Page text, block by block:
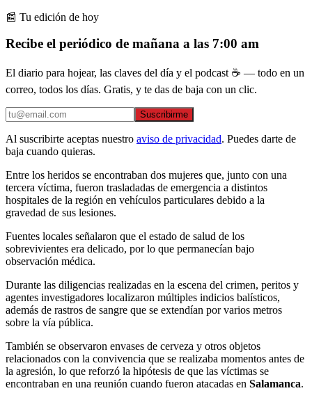
📰 Tu edición de hoy
Recibe el periódico de mañana a las 7:00 am
El diario para hojear, las claves del día y el podcast ☕ — todo en un
correo, todos los días. Gratis, y te das de baja con un clic.
Suscribirme
Al suscribirte aceptas nuestro aviso de privacidad. Puedes darte de
baja cuando quieras.
Entre los heridos se encontraban dos mujeres que, junto con una
tercera víctima, fueron trasladadas de emergencia a distintos
hospitales de la región en vehículos particulares debido a la
gravedad de sus lesiones.
Fuentes locales señalaron que el estado de salud de los
sobrevivientes era delicado, por lo que permanecían bajo
observación médica.
Durante las diligencias realizadas en la escena del crimen, peritos y
agentes investigadores localizaron múltiples indicios balísticos,
además de rastros de sangre que se extendían por varios metros
sobre la vía pública.
También se observaron envases de cerveza y otros objetos
relacionados con la convivencia que se realizaba momentos antes de
la agresión, lo que reforzó la hipótesis de que las víctimas se
encontraban en una reunión cuando fueron atacadas en Salamanca.